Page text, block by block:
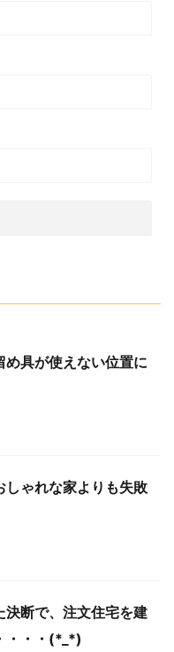
め具が使えない位置に
しゃれな家よりも失敗
決断で、注文住宅を建
・・・(*_*)